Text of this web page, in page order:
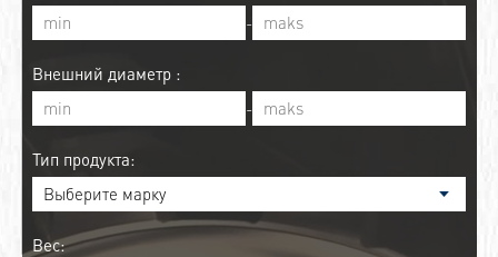
-
Внешний диаметр :
-
Тип продукта:
Вес: